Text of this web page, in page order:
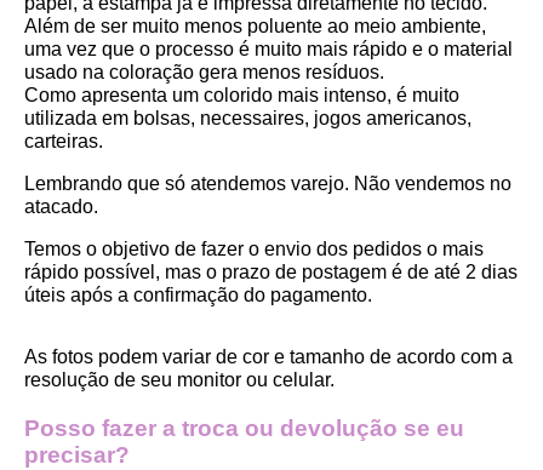
Além de ser muito menos poluente ao meio ambiente,
uma vez que o processo é muito mais rápido e o material
usado na coloração gera menos resíduos.
Como apresenta um colorido mais intenso, é muito
utilizada em bolsas, necessaires, jogos americanos,
carteiras.
Lembrando que só atendemos varejo. Não vendemos no
atacado.
Temos o objetivo de fazer o envio dos pedidos o mais
rápido possível, mas o prazo de postagem é de até 2 dias
úteis após a confirmação do pagamento.
As fotos podem variar de cor e tamanho de acordo com a
resolução de seu monitor ou celular.
Posso fazer a troca ou devolução se eu
precisar?